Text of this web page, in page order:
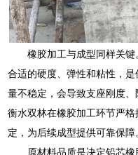
橡胶加工与成型同样关
合适的硬度、弹性和粘性，
量不稳定，会导致支座刚度、
衡水双林在橡胶加工环节严
定，为后续成型提供可靠保障
原材料品质是决定铅芯